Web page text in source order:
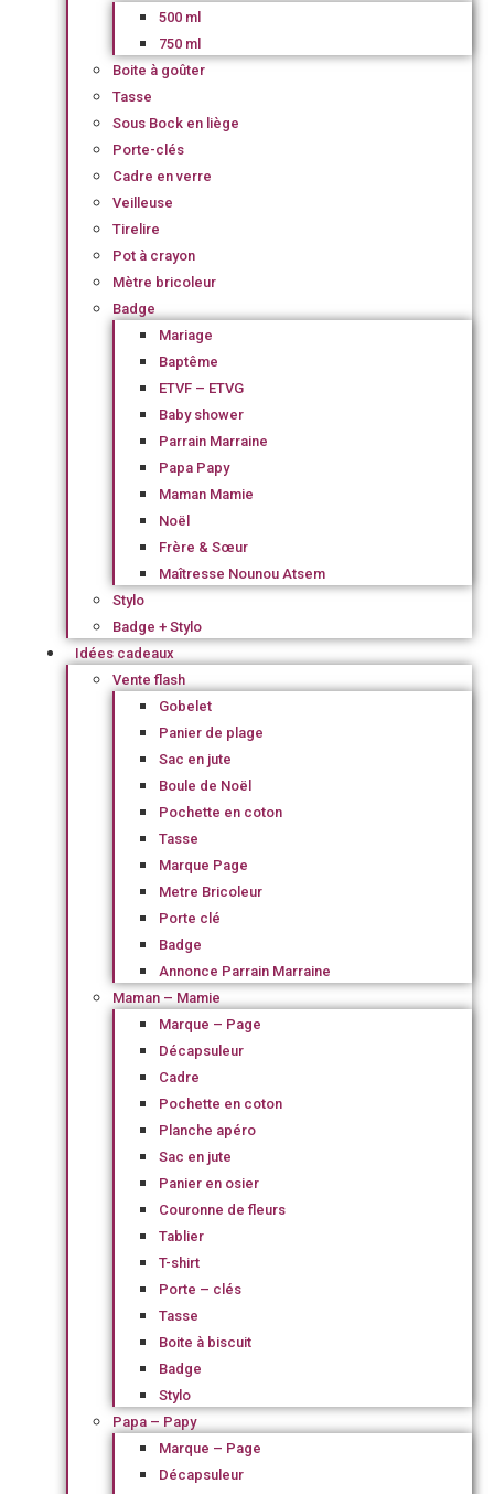
500 ml
750 ml
Boite à goûter
Tasse
Sous Bock en liège
Porte-clés
Cadre en verre
Veilleuse
Tirelire
Pot à crayon
Mètre bricoleur
Badge
Mariage
Baptême
ETVF – ETVG
Baby shower
Parrain Marraine
Papa Papy
Maman Mamie
Noël
Frère & Sœur
Maîtresse Nounou Atsem
Stylo
Badge + Stylo
Idées cadeaux
Vente flash
Gobelet
Panier de plage
Sac en jute
Boule de Noël
Pochette en coton
Tasse
Marque Page
Metre Bricoleur
Porte clé
Badge
Annonce Parrain Marraine
Maman – Mamie
Marque – Page
Décapsuleur
Cadre
Pochette en coton
Planche apéro
Sac en jute
Panier en osier
Couronne de fleurs
Tablier
T-shirt
Porte – clés
Tasse
Boite à biscuit
Badge
Stylo
Papa – Papy
Marque – Page
Décapsuleur